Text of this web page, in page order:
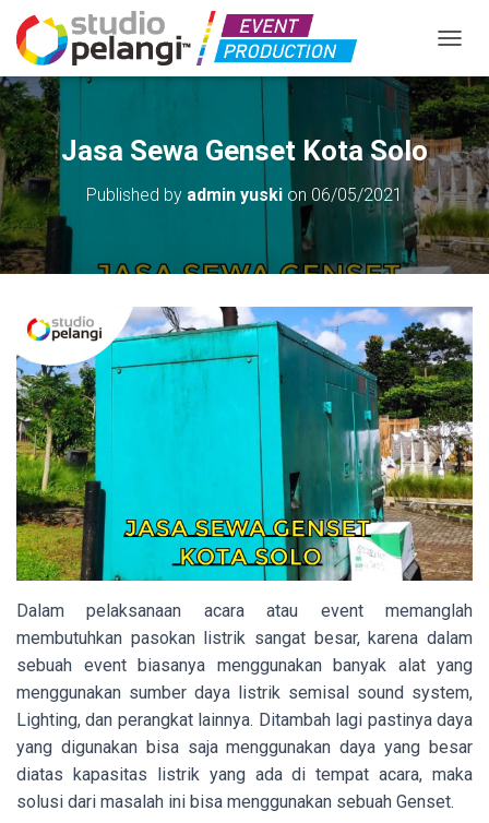
Jasa Sewa Genset Kota Solo
Published by admin yuski on 06/05/2021
Dalam pelaksanaan acara atau event memanglah
membutuhkan pasokan listrik sangat besar, karena dalam
sebuah event biasanya menggunakan banyak alat yang
menggunakan sumber daya listrik semisal sound system,
Lighting, dan perangkat lainnya. Ditambah lagi pastinya daya
yang digunakan bisa saja menggunakan daya yang besar
diatas kapasitas listrik yang ada di tempat acara, maka
solusi dari masalah ini bisa menggunakan sebuah Genset.